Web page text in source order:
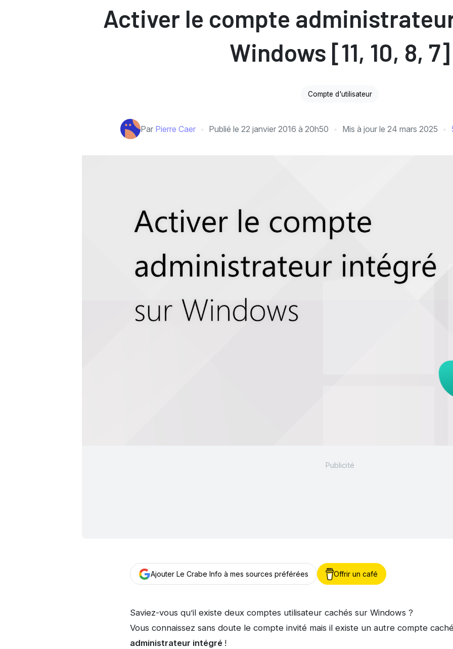
Activer le compte
Windows [11, 10, 8, 7]
Compte d'utilisateur
Par Pierre Caer Publié le 22 janvier 2016 à 20h50 Mis à jour le 24 mars 2025
Ajouter Le Crabe Info à mes sources préférées Offrir un café
Saviez-vous qu’il existe deux comptes utilisateur cachés sur Windows ?
Vous connaissez sans doute le compte invité mais il existe un autre compte
administrateur intégré !